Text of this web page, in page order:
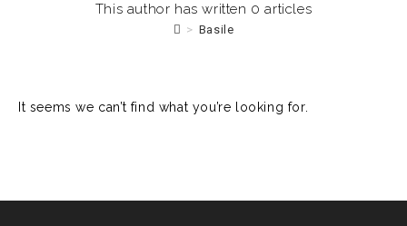
This author has written 0 articles
> Basile
It seems we can’t find what you’re looking for.